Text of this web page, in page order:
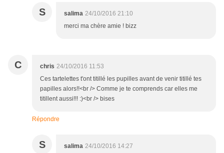
S salima 24/10/2016 21:10
merci ma chère amie ! bizz
C chris 24/10/2016 11:53
Ces tartelettes t'ont titillé les pupilles avant de venir titillé tes
papilles alors!!<br /> Comme je te comprends car elles me
titillent aussi!!! :)<br /> bises
Répondre
S salima 24/10/2016 14:27